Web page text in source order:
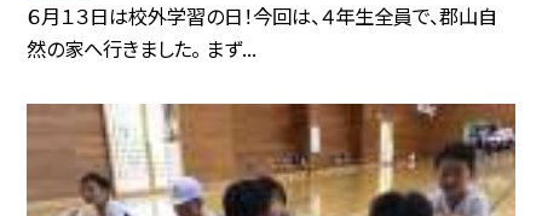
６月１３日は校外学習の日！今回は、４年生全員で、郡山自
然の家へ行きました。 まず...